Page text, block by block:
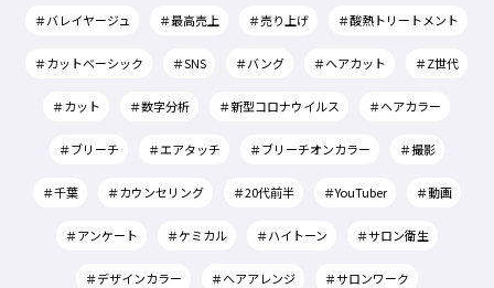
＃バレイヤージュ ＃最高売上 ＃売り上げ ＃酸熱トリートメント
＃カットベーシック ＃SNS ＃バング ＃ヘアカット ＃Z世代
＃カット ＃数字分析 ＃新型コロナウイルス ＃ヘアカラー
＃ブリーチ ＃エアタッチ ＃ブリーチオンカラー ＃撮影
＃千葉 ＃カウンセリング ＃20代前半 ＃YouTuber ＃動画
＃アンケート ＃ケミカル ＃ハイトーン ＃サロン衛生
＃デザインカラー ＃ヘアアレンジ ＃サロンワーク